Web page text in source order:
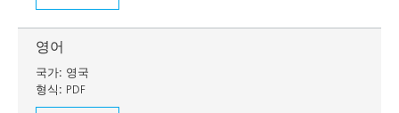
영어
국가: 영국
형식: PDF